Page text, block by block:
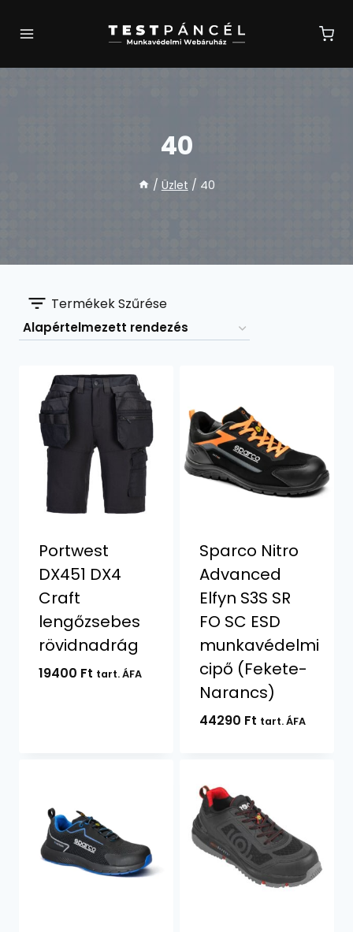
40
/ Üzlet / 40
Termékek Szűrése
Portwest
DX451 DX4
Craft
lengőzsebes
rövidnadrág
19400 Ft tart. ÁFA
Sparco Nitro
Advanced
Elfyn S3S SR
FO SC ESD
munkavédelmi
cipő (Fekete-
Narancs)
44290 Ft tart. ÁFA